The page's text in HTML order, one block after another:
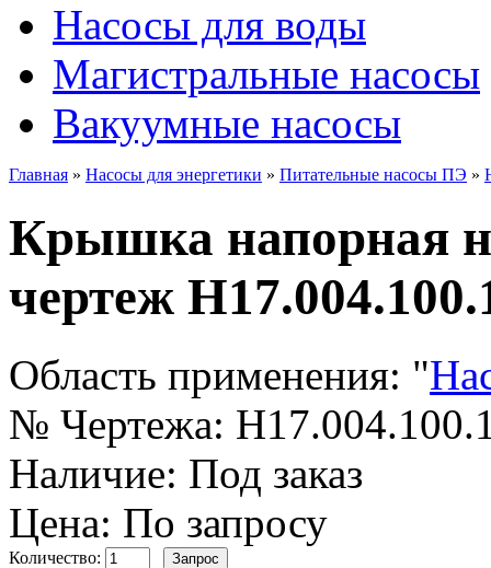
Насосы для воды
Магистральные насосы
Вакуумные насосы
Главная » Насосы для энергетики » Питательные насосы ПЭ »
Крышка напорная
чертеж
Область применения: "
№ Чертежа:
Наличие: Под заказ
Цена: По запросу
Количество: